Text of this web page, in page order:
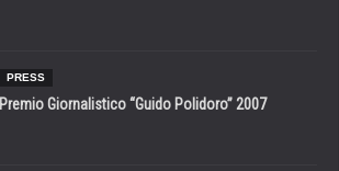
PRESS
Premio Giornalistico “Guido Polidoro” 2007